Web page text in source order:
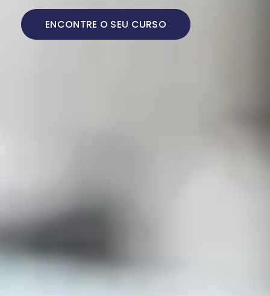
ENCONTRE O SEU CURSO